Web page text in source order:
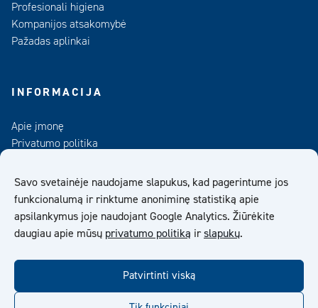
Savo svetainėje naudojame slapukus, kad pagerintume jos
funkcionalumą ir rinktume anoniminę statistiką apie
apsilankymus joje naudojant Google Analytics. Žiūrėkite
daugiau apie mūsų privatumo politiką irslapukų.
Patvirtinti viską
Profesionali higiena
Kompanijos atsakomybė
Pažadas aplinkai
INFORMACIJA
Apie įmonę
Privatumo politika
Duomenų bankas
UAB „Kiilto Lietuva“ Bendrosios Pardavimo Sąlygos
youtube